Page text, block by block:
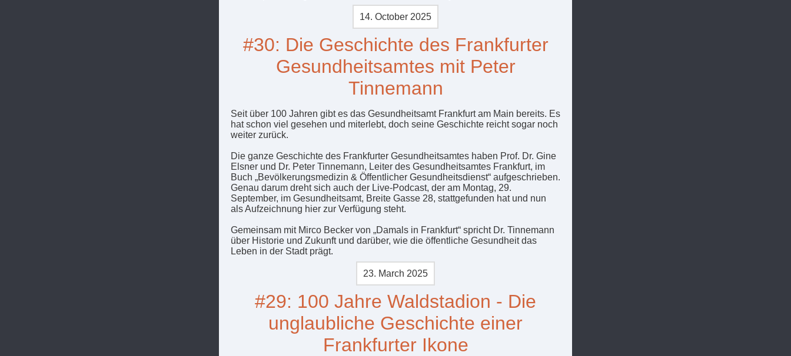
14. October 2025
#30: Die Geschichte des Frankfurter
Gesundheitsamtes mit Peter
Tinnemann
Seit über 100 Jahren gibt es das Gesundheitsamt Frankfurt am Main bereits. Es
hat schon viel gesehen und miterlebt, doch seine Geschichte reicht sogar noch
weiter zurück.
Die ganze Geschichte des Frankfurter Gesundheitsamtes haben Prof. Dr. Gine
Elsner und Dr. Peter Tinnemann, Leiter des Gesundheitsamtes Frankfurt, im
Buch „Bevölkerungsmedizin & Öffentlicher Gesundheitsdienst“ aufgeschrieben.
Genau darum dreht sich auch der Live-Podcast, der am Montag, 29.
September, im Gesundheitsamt, Breite Gasse 28, stattgefunden hat und nun
als Aufzeichnung hier zur Verfügung steht.
Gemeinsam mit Mirco Becker von „Damals in Frankfurt“ spricht Dr. Tinnemann
über Historie und Zukunft und darüber, wie die öffentliche Gesundheit das
Leben in der Stadt prägt.
23. March 2025
#29: 100 Jahre Waldstadion - Die
unglaubliche Geschichte einer
Frankfurter Ikone